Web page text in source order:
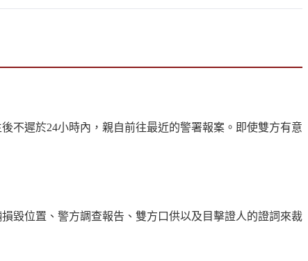
不遲於24小時內，親自前往最近的警署報案。即使雙方有意
毀位置、警方調查報告、雙方口供以及目擊證人的證詞來裁